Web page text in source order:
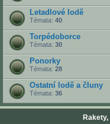
Letadlové lodě
Témata: 40
Torpédoborce
Témata: 30
Ponorky
Témata: 28
Ostatní lodě a čluny
Témata: 36